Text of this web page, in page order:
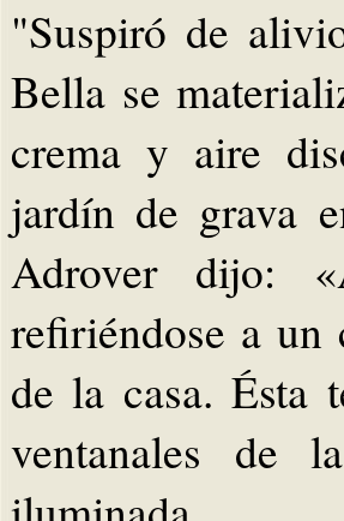
"Suspiró de
Bella se
crema y aire
jardín de grava
Adrover dijo:
refiriéndose a un
de la casa. Ésta
ventanales de